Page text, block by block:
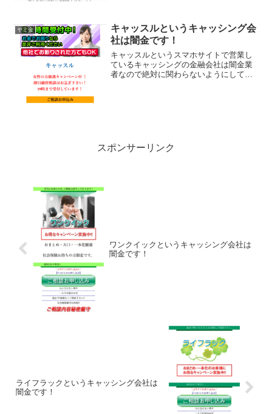
ヤミ金
キャッスルというキャッシング会
社は闇金です！
キャッスルというスマホサイトで営業し
ているキャッシングの金融会社は闇金業
者なので絶対に関わらないようにしてく
スポンサーリンク
ワンクイックというキャッシング会社は
闇金です！
ライフラックというキャッシング会社は
闇金です！